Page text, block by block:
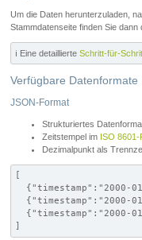
Um die Daten herunterzuladen,
Stammdatenseite finden Sie
ℹ️ Eine detaillierte Schritt-für-
Verfügbare Datenformate
JSON-Format
Strukturiertes
Zeitstempel im ISO 8601-
Dezimalpunkt als
[
{"timestamp":"2000-
{"timestamp":"2000-
{"timestamp":"2000-
]